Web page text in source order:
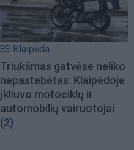
Klaipėda
Triukšmas gatvėse neliko
nepastebėtas: Klaipėdoje
įkliuvo motociklų ir
automobilių vairuotojai
(2)